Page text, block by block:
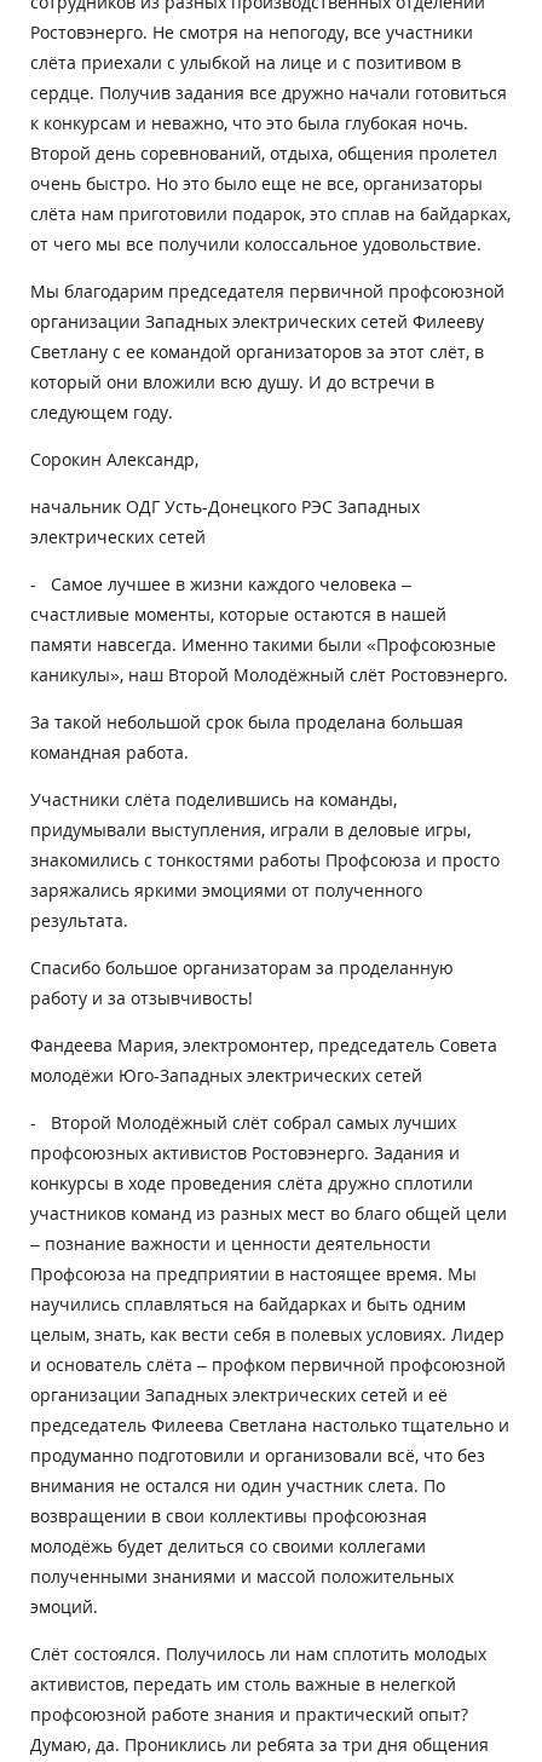
Ростовэнерго. Не смотря на непогоду, все участники
слёта приехали с улыбкой на лице и с позитивом в
сердце. Получив задания все дружно начали готовиться
к конкурсам и неважно, что это была глубокая ночь.
Второй день соревнований, отдыха, общения пролетел
очень быстро. Но это было еще не все, организаторы
слёта нам приготовили подарок, это сплав на байдарках,
от чего мы все получили колоссальное удовольствие.
Мы благодарим председателя первичной профсоюзной
организации Западных электрических сетей Филееву
Светлану с ее командой организаторов за этот слёт, в
который они вложили всю душу. И до встречи в
следующем году.
Сорокин Александр,
начальник ОДГ Усть-Донецкого РЭС Западных
электрических сетей
- Самое лучшее в жизни каждого человека –
счастливые моменты, которые остаются в нашей
памяти навсегда. Именно такими были «Профсоюзные
каникулы», наш Второй Молодёжный слёт Ростовэнерго.
За такой небольшой срок была проделана большая
командная работа.
Участники слёта поделившись на команды,
придумывали выступления, играли в деловые игры,
знакомились с тонкостями работы Профсоюза и просто
заряжались яркими эмоциями от полученного
результата.
Спасибо большое организаторам за проделанную
работу и за отзывчивость!
Фандеева Мария, электромонтер, председатель Совета
молодёжи Юго-Западных электрических сетей
- Второй Молодёжный слёт собрал самых лучших
профсоюзных активистов Ростовэнерго. Задания и
конкурсы в ходе проведения слёта дружно сплотили
участников команд из разных мест во благо общей цели
– познание важности и ценности деятельности
Профсоюза на предприятии в настоящее время. Мы
научились сплавляться на байдарках и быть одним
целым, знать, как вести себя в полевых условиях. Лидер
и основатель слёта – профком первичной профсоюзной
организации Западных электрических сетей и её
председатель Филеева Светлана настолько тщательно и
продуманно подготовили и организовали всё, что без
внимания не остался ни один участник слета. По
возвращении в свои коллективы профсоюзная
молодёжь будет делиться со своими коллегами
полученными знаниями и массой положительных
эмоций.
Слёт состоялся. Получилось ли нам сплотить молодых
активистов, передать им столь важные в нелегкой
профсоюзной работе знания и практический опыт?
Думаю, да. Прониклись ли ребята за три дня общения